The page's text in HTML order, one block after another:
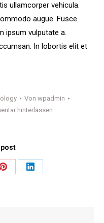
ullamcorper vehicula.
augue. Fusce
ipsum vulputate a.
In lobortis elit et
Von wpadmin
hinterlassen
Share
Share